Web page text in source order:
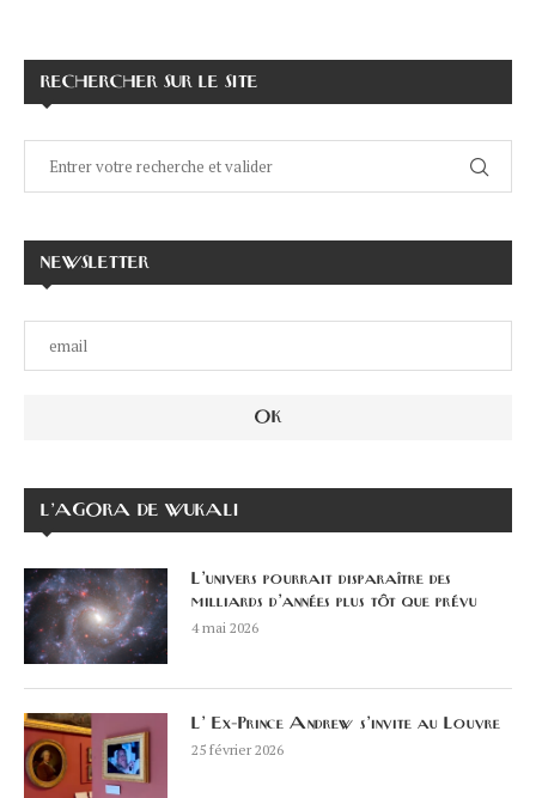
RECHERCHER SUR LE SITE
NEWSLETTER
L’AGORA DE WUKALI
L’univers pourrait disparaître des
milliards d’années plus tôt que prévu
4 mai 2026
L’ Ex-Prince Andrew s’invite au Louvre
25 février 2026